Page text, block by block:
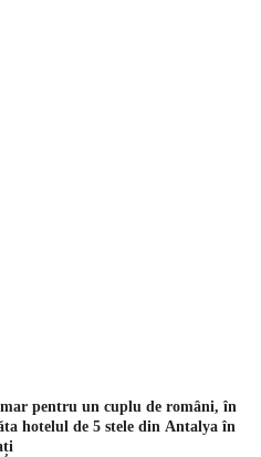
pentru un cuplu de români, în
hotelul de 5 stele din Antalya în